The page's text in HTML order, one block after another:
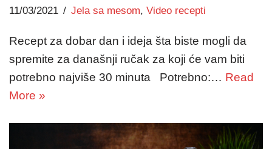
11/03/2021 Jela sa mesom, Video recepti
Recept za dobar dan i ideja šta biste mogli da
spremite za današnji ručak za koji će vam biti
potrebno najviše 30 minuta Potrebno:… Read
More »